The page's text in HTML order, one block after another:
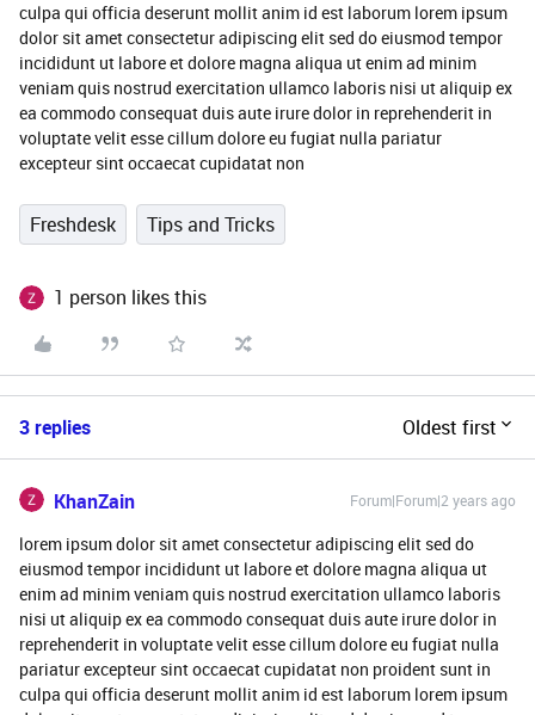
culpa qui officia deserunt mollit anim id est laborum lorem ipsum
dolor sit amet consectetur adipiscing elit sed do eiusmod tempor
incididunt ut labore et dolore magna aliqua ut enim ad minim
veniam quis nostrud exercitation ullamco laboris nisi ut aliquip ex
ea commodo consequat duis aute irure dolor in reprehenderit in
voluptate velit esse cillum dolore eu fugiat nulla pariatur
excepteur sint occaecat cupidatat non
Freshdesk Tips and Tricks
1 person likes this
3 replies Oldest first
KhanZain Forum|Forum|2 years ago
lorem ipsum dolor sit amet consectetur adipiscing elit sed do
eiusmod tempor incididunt ut labore et dolore magna aliqua ut
enim ad minim veniam quis nostrud exercitation ullamco laboris
nisi ut aliquip ex ea commodo consequat duis aute irure dolor in
reprehenderit in voluptate velit esse cillum dolore eu fugiat nulla
pariatur excepteur sint occaecat cupidatat non proident sunt in
culpa qui officia deserunt mollit anim id est laborum lorem ipsum